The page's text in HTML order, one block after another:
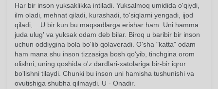
Har bir inson yuksaklikka intiladi. Yuksalmoq umidida o'qiydi,
ilm oladi, mehnat qiladi, kurashadi, to'siqlarni yengadi, ijod
qiladi,... U bir kun bu maqsadlarga erishar ham. Uni hamma
juda ulug' va yuksak odam deb bilar. Biroq u baribir bir inson
uchun oddiygina bola bo'lib qolaveradi. O'sha "katta" odam
ham mana shu inson tizzasiga bosh qo'yib, tinchgina orom
olishni, uning qoshida o'z dardlari-xatolariga bir-bir iqror
bo'lishni tilaydi. Chunki bu inson uni hamisha tushunishi va
ovutishiga shubha qilmaydi. U - Onadir.